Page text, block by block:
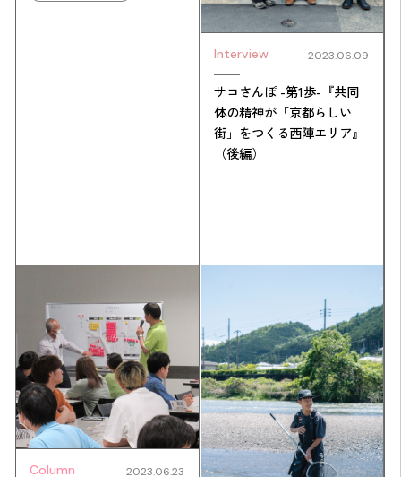
Interview 2023.06.09
サコさんぽ -第1歩-『共同
体の精神が「京都らしい
街」をつくる西陣エリア』
（後編）
Column 2023.06.23